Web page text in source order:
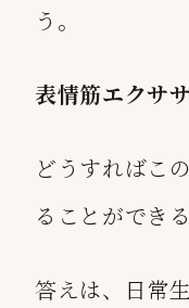
う。
表情筋エクサ
どうすればこ
ることができ
答えは、日常